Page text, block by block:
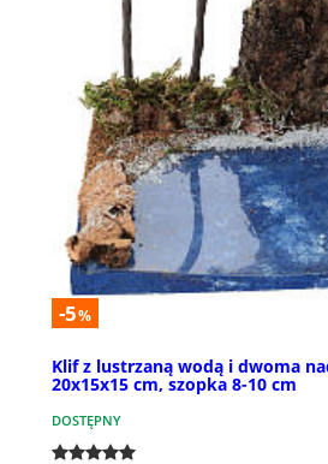
-5%
Klif z lustrzaną wodą i dwoma
20x15x15 cm, szopka 8-10 cm
DOSTĘPNY